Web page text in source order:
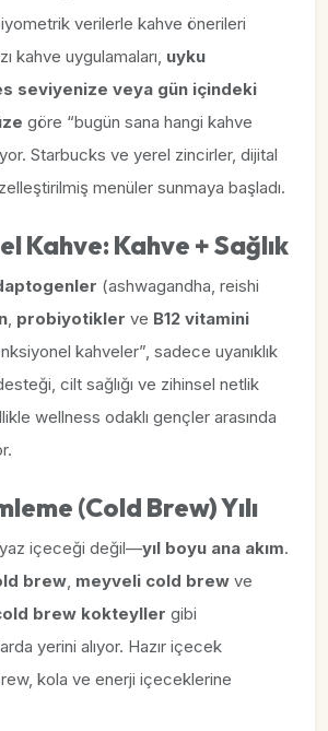
verilerle kahve önerileri
kahve uygulamaları, uyku
seviyenize veya gün içindeki
göre “bugün sana hangi kahve
Starbucks ve yerel zincirler, dijital
menüler sunmaya başladı.
Kahve: Kahve + Sağlık
(ashwagandha, reishi
, probiyotikler ve B12 vitamini
kahveler”, sadece uyanıklık
cilt sağlığı ve zihinsel netlik
wellness odaklı gençler arasında
(Cold Brew) Yılı
yaz içeceği değil—yıl boyu ana akım.
brew, meyveli cold brew ve
brew kokteyller gibi
yerini alıyor. Hazır içecek
kola ve enerji içeceklerine